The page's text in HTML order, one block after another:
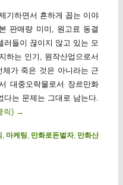
기하면서 흔하게 꼽는 이야
판매량 미미, 원고료 동결
러들이 끊이지 않고 있는 모
하는 인기, 원작산업으로서
가 죽은 것은 아니라는 근
대중오락물로서 장르만화
다는 문제는 그대로 남는다.
릭) →
, 마케팅, 만화로돈벌자, 만화산